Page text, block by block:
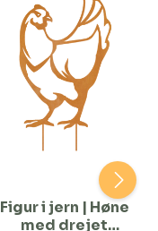
Figur i jern | Høne
med drejet